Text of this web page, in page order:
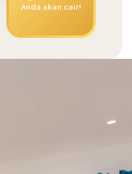
Anda akan cair!